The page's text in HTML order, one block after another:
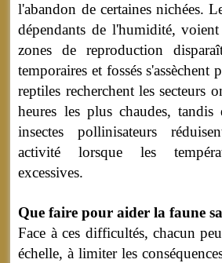
l'abandon de certaines nichées.
dépendants de l'humidité,
zones de reproduction
temporaires et fossés s'assèchent
reptiles recherchent les secteurs
heures les plus chaudes,
insectes pollinisateurs
activité lorsque les
excessives.
Que faire pour aider la faune
Face à ces difficultés, chacun
échelle, à limiter les